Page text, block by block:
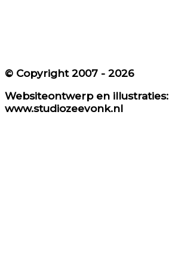
© Copyright​ 2007 - 2026
Websiteontwerp en illustraties:
www.studiozeevonk.nl